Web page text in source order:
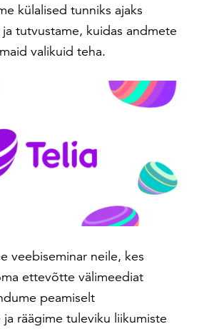
külalised tunniks ajaks
tutvustame, kuidas andmete
valikuid teha.
veebiseminar neile, kes
ettevõtte välimeediat
peamiselt
räägime tuleviku liikumiste